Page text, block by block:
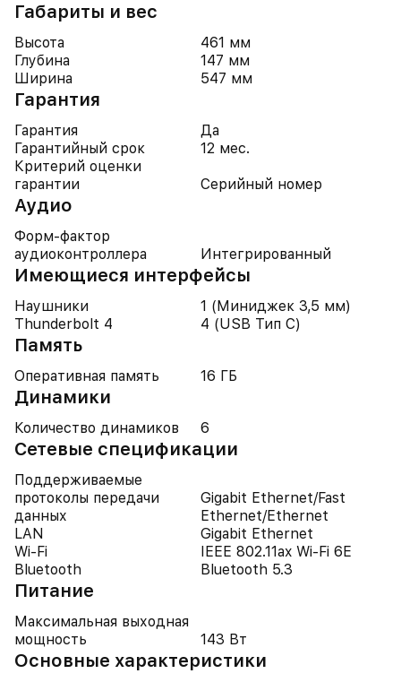
Габариты и вес
Высота
461 мм
Глубина
147 мм
Ширина
547 мм
Гарантия
Гарантия
Да
Гарантийный срок
12 мес.
Критерий оценки
гарантии
Серийный номер
Аудио
Форм-фактор
аудиоконтроллера
Интегрированный
Имеющиеся интерфейсы
Наушники
1 (Миниджек 3,5 мм)
Thunderbolt 4
4 (USB Тип C)
Память
Оперативная память 16 ГБ
Динамики
Количество динамиков 6
Cетевые спецификации
Поддерживаемые
протоколы передачи
данных
Gigabit Ethernet/Fast
Ethernet/Ethernet
LAN
Gigabit Ethernet
Wi-Fi
IEEE 802.11ax Wi-Fi 6E
Bluetooth
Bluetooth 5.3
Питание
Максимальная выходная
мощность
143 Вт
Основные характеристики